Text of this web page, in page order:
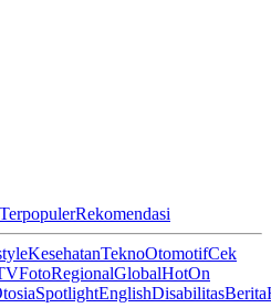
TerpopulerRekomendasi
KesehatanTeknoOtomotifCek
FotoRegionalGlobalHotOn
SpotlightEnglishDisabilitasBerita